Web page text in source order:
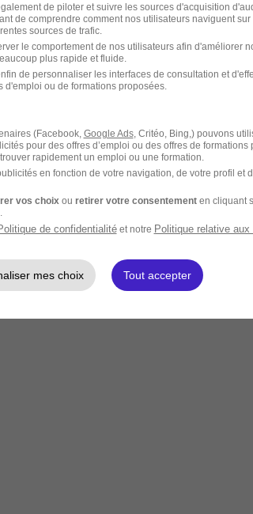
de piloter et suivre les sources d'acquisition
de comprendre comment nos utilisateurs naviguent sur
sources de trafic.
le comportement de nos utilisateurs afin d'améliorer
plus rapide et fluide.
de personnaliser les interfaces de consultation et
ou de formations proposées.
(Facebook, Google Ads, Critéo, Bing,) pouvons
pour des offres d’emploi ou des offres de formations
rapidement un emploi ou une formation.
en fonction de votre navigation, de votre profil et
vos choix ou retirer votre consentementen cliquant
de confidentialitéet notre Politique relative aux
mes choix Tout accepter